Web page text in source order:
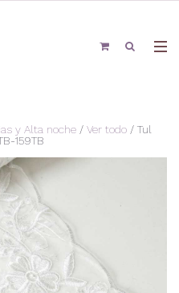
y Alta noche/ Ver todo/ Tul
159TB